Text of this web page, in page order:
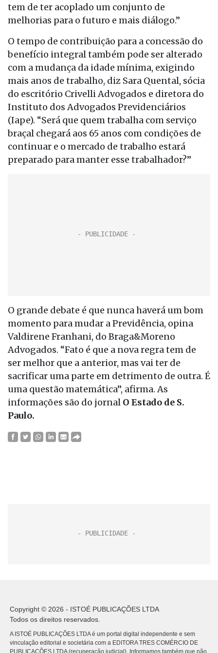
tem de ter acoplado um conjunto de
melhorias para o futuro e mais diálogo.”
O tempo de contribuição para a concessão do
benefício integral também pode ser alterado
com a mudança da idade mínima, exigindo
mais anos de trabalho, diz Sara Quental, sócia
do escritório Crivelli Advogados e diretora do
Instituto dos Advogados Previdenciários
(Iape). “Será que quem trabalha com serviço
braçal chegará aos 65 anos com condições de
continuar e o mercado de trabalho estará
preparado para manter esse trabalhador?”
O grande debate é que nunca haverá um bom
momento para mudar a Previdência, opina
Valdirene Franhani, do Braga&Moreno
Advogados. “Fato é que a nova regra tem de
ser melhor que a anterior, mas vai ter de
sacrificar uma parte em detrimento de outra. É
uma questão matemática”, afirma. As
informações são do jornal O Estado de S.
Paulo.
Copyright © 2026 - ISTOÉ PUBLICAÇÕES LTDA
Todos os direitos reservados.
A ISTOÉ PUBLICAÇÕES LTDA é um portal digital independente e sem
vinculação editorial e societária com a EDITORA TRES COMÉRCIO DE
PUBLICACÕES LTDA (recuperação judicial). Informamos também que não